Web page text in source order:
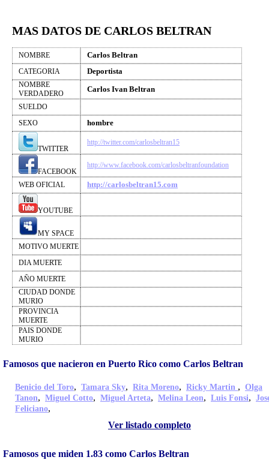
MAS DATOS DE CARLOS BELTRAN
NOMBRE Carlos Beltran
CATEGORIA Deportista
NOMBRE
VERDADERO
Carlos Ivan Beltran
SUELDO
SEXO
hombre
TWITTER
http://twitter.com/carlosbeltran15
FACEBOOK
http://www.facebook.com/carlosbeltranfoundation
WEB OFICIAL http://carlosbeltran15.com
YOUTUBE
MY SPACE
MOTIVO MUERTE
DIA MUERTE
AÑO MUERTE
CIUDAD DONDE
MURIO
PROVINCIA
MUERTE
PAIS DONDE
MURIO
Famosos que nacieron en Puerto Rico como Carlos Beltran
Benicio del Toro, Tamara Sky, Rita Moreno, Ricky Martin , Olga
Tanon, Miguel Cotto, Miguel Arteta, Melina Leon, Luis Fonsi,
Feliciano,
Ver listado completo
Famosos que miden 1.83 como Carlos Beltran